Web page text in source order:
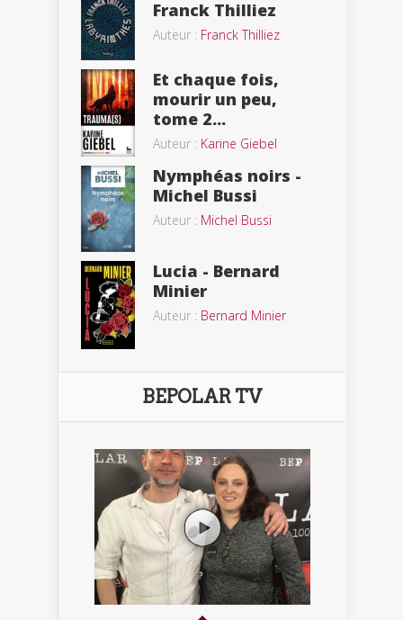
Franck Thilliez
Auteur : Franck Thilliez
Et chaque fois,
mourir un peu,
tome 2...
Auteur : Karine Giebel
Nymphéas noirs -
Michel Bussi
Auteur : Michel Bussi
Lucia - Bernard
Minier
Auteur : Bernard Minier
BEPOLAR TV